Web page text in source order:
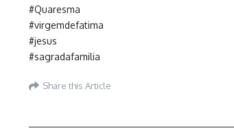
#Quaresma
#virgemdefatima
#jesus
#sagradafamilia
Share this Article